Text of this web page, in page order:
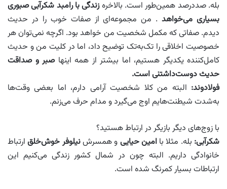
بله. صددرصد همین‌طور است. بالاخرهزندگی با رامبد شکرآبی صبوری
بسیاری می‌خواهد. من مجموعه‌ای از صفات خوب را در حدیث
دیدم. صفاتی که مکمل شخصیت من خواهد بود. اگرچه نمی‌توان هر
خصوصیت اخلاقی را تک‌به‌تک توضیح داد، اما در کلیت من و حدیث
کامل‌کننده یکدیگر هستیم، اما بیشتر از همه اینهاصبر و صداقت
حدیث دوست‌داشتنی است.
فولادوند: البته من کلا شخصیت آرامی دارم، اما بعضی وقت‌ها
به‌شدت شیطنت‌هایم اوج می‌گیرد و مدام حرف می‌زنم.
با زوج‌های دیگر بازیگر در ارتباط هستید؟
شکرآبی: بله. مثلا با امین حیایی و همسرشنیلوفر خوش‌خلقارتباط
خانوادگی داریم. البته چون در شمال کشور زندگی می‌کنیم این
ارتباطات بسیار کمرنگ شده است.